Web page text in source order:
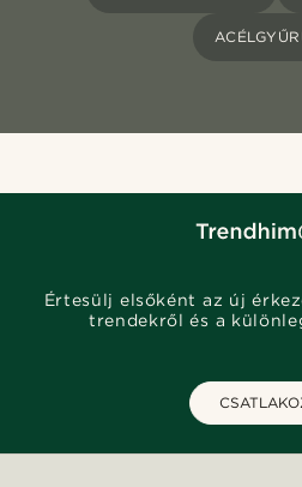
Értesülj elsőként az új
trendekről és a